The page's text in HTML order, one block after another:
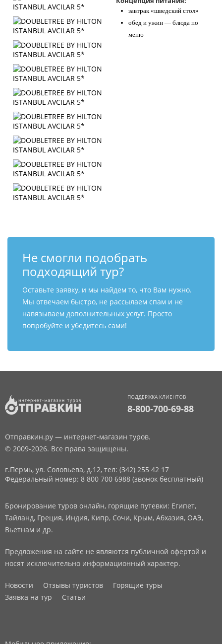
завтрак «шведский стол»
обед и ужин — блюда по
меню
Не смогли подобрать
подходящий тур?
Оставьте заявку, и мы найдем то, что Вам нужно.
Мы отвечаем быстро, не рассылаем спам и не
навязываем дополнительных услуг. Просто
попробуйте и убедитесь сами!
ПОДДЕРЖКА КЛИЕНТОВ
8-800-700-69-88
Отправкин.ру — интернет-магазин туров.
© 2009-2026. Все права защищены.
г.Пермь, ул. Соловьева, д.12, тел: (342) 255 42 17
Федеральный номер: 8 800 700 6988 (звонок бесплатный)
Бронирование туров онлайн, горящие путевки: Египет,
Тайланд, Греция, Индия, Кипр, Сочи, Крым, Абхазия, ОАЭ,
Вьетнам и др.
Предложения на сайте не являются публичной офертой и
носят исключительно информационный характер.
Новости Отзывы туристов
Горящие туры
Заявка на тур
Статьи